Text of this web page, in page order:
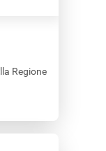
Regione